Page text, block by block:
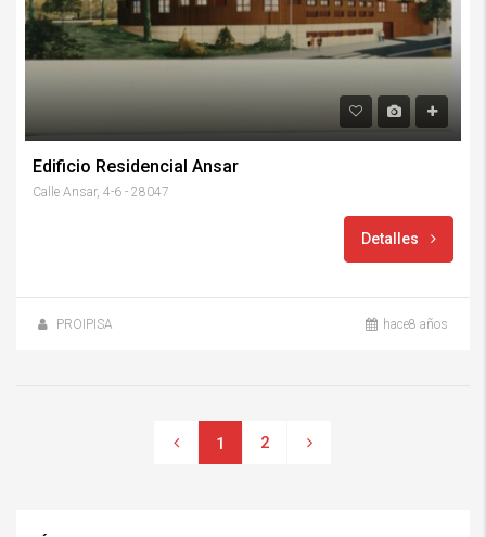
Edificio Residencial Ansar
Calle Ansar, 4-6 - 28047
Detalles
PROIPISA hace8 años
1 2